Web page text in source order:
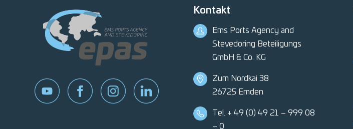
Kontakt
Ems Ports Agency and
Stevedoring Beteiligungs
GmbH & Co. KG
Zum Nordkai 38
26725 Emden
Tel. + 49 (0) 49 21 – 999 08
– 0